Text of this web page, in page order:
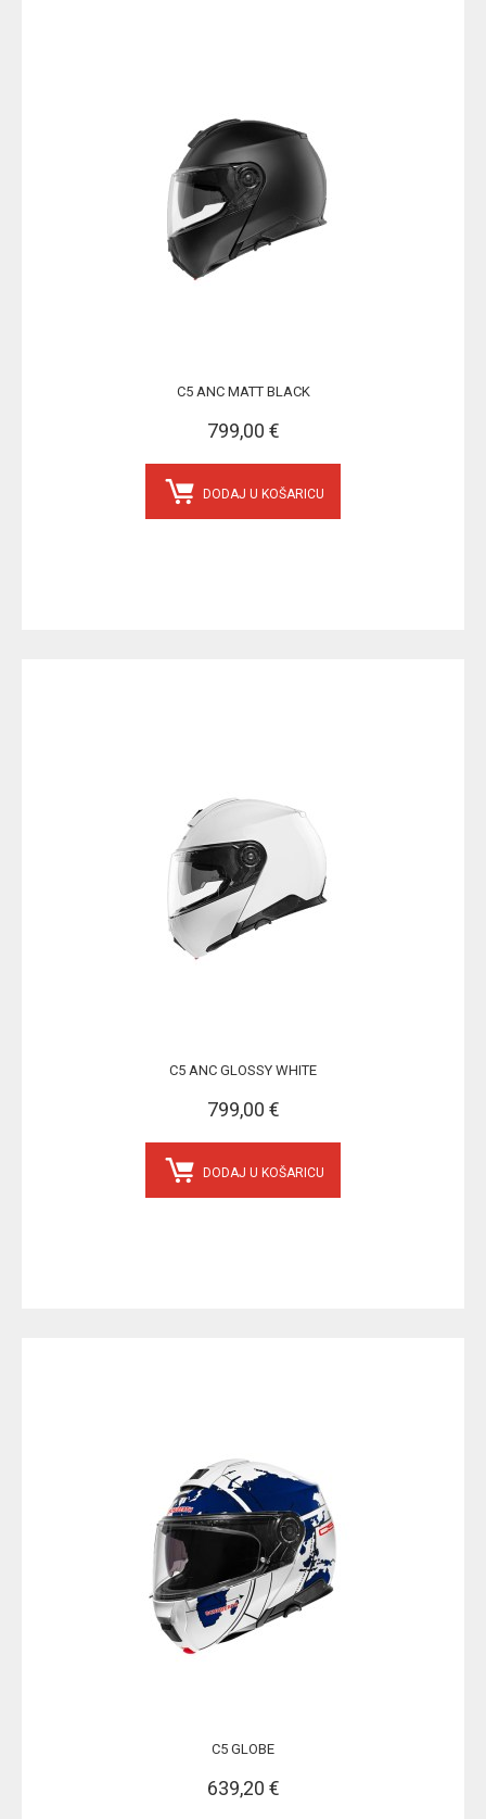
C5 ANC MATT BLACK
799,00 €
DODAJ U KOŠARICU
C5 ANC GLOSSY WHITE
799,00 €
DODAJ U KOŠARICU
C5 GLOBE
639,20 €